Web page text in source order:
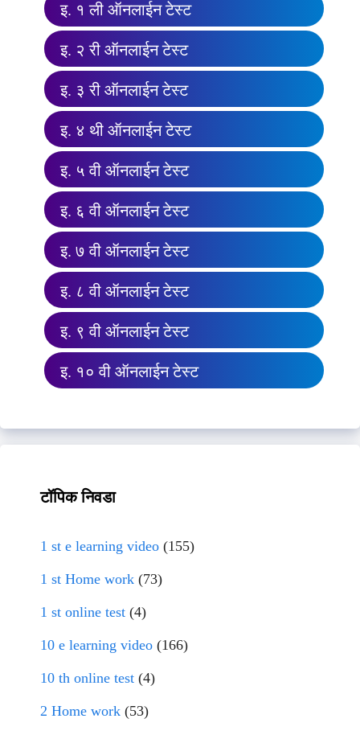
इ. १ ली ऑनलाईन टेस्ट
इ. २ री ऑनलाईन टेस्ट
इ. ३ री ऑनलाईन टेस्ट
इ. ४ थी ऑनलाईन टेस्ट
इ. ५ वी ऑनलाईन टेस्ट
इ. ६ वी ऑनलाईन टेस्ट
इ. ७ वी ऑनलाईन टेस्ट
इ. ८ वी ऑनलाईन टेस्ट
इ. ९ वी ऑनलाईन टेस्ट
इ. १० वी ऑनलाईन टेस्ट
टॉपिक निवडा
1 st e learning video (155)
1 st Home work (73)
1 st online test (4)
10 e learning video (166)
10 th online test (4)
2 Home work (53)